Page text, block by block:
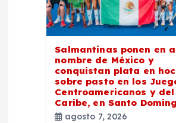
Salmantinas ponen en
nombre de México y
conquistan plata en
sobre pasto en los
Centroamericanos y del
Caribe, en Santo
agosto 7, 2026